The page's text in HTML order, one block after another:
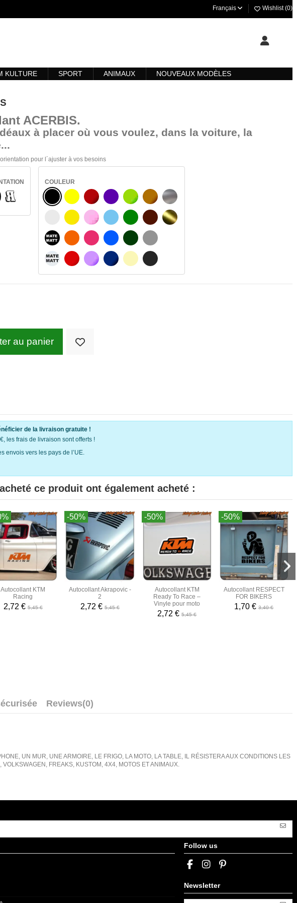
Français Wishlist (0)
KULTURE SPORT ANIMAUX NOUVEAUX MODÈLES
ACERBIS.
à placer où vous voulez, dans la voiture, la
pour l´ajuster à vos besoins
Renversé
COULEUR
NOIR
BLANC
NOIR MATÉ
BLANC MATÉ
JAUNE
JAUNE AMBRE
ORANGE
ROUGE
BOURGOGNE
ROSA
FUCHSIA
PURPLE
VIOLET
BLEU CLAIR
BLAU
BLEU FONCÉ
VERT CLAIR
VERT
VERT FONCÉ
BEIGE
NOISETTE
BRUN FONCÉ
GRIS CLAIR
GRIS FONCÉ
ARGENT
OR
au panier
de la livraison gratuite !
les frais de livraison sont offerts !
envois vers les pays de l’UE.
ce produit ont également acheté :
Autocollant KTM
Racing
2,72 €5,45 €
-50%
Autocollant Akrapovic -
2
2,72 € 5,45 €
-50%
Autocollant KTM
Ready To Race –
Vinyle pour moto
2,72 €5,45 €
-50%
Autocollant RESPECT
FOR BIKERS
1,70 €3,40 €
Reviews(0)
UN MUR, UNE ARMOIRE, LE FRIGO, LA MOTO, LA TABLE, IL RÉSISTERA AUX CONDITIONS LES
FREAKS, KUSTOM, 4X4, MOTOS ET ANIMAUX.
Follow us
Newsletter